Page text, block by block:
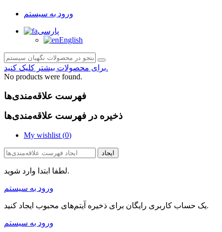
ورود به سیستم
پارسی
English
برای محصولات بیشتر کلیک کنید.
No products were found.
فهرست علاقه‌مندی‌ها
ذخیره در فهرست علاقه‌مندی‌ها
My wishlist (0)
ایجاد
لطفا ابتدا وارد شوید.
ورود به سیستم
یک حساب کاربری رایگان برای ذخیره آیتم‌های محبوب ایجاد کنید.
ورود به سیستم